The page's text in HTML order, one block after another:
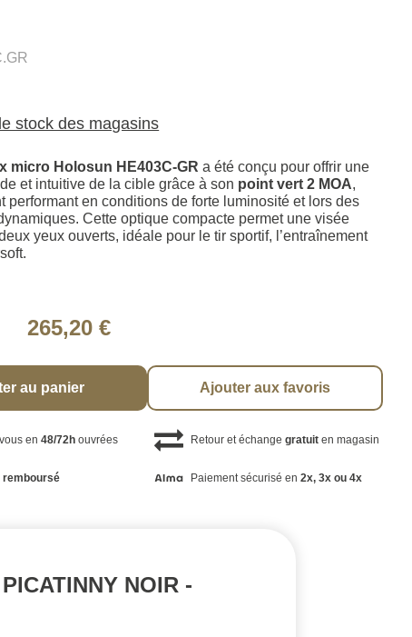
stock des magasins
micro Holosun HE403C-GR a été conçu pour offrir une
et intuitive de la cible grâce à son point vert 2 MOA,
performant en conditions de forte luminosité et lors des
Cette optique compacte permet une visée
yeux ouverts, idéale pour le tir sportif, l’entraînement
265,20 €
au panier Ajouter aux favoris
en48/72h ouvrées Retour et échange gratuiten magasin
remboursé Paiement sécurisé en 2x, 3x ou 4x
NOIR -